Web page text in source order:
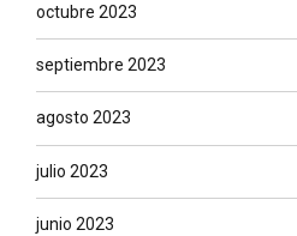
octubre 2023
septiembre 2023
agosto 2023
julio 2023
junio 2023